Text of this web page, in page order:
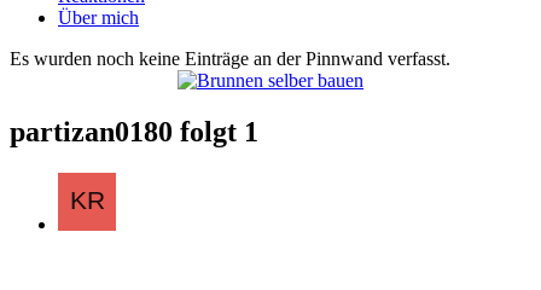
Über mich
Es wurden noch keine Einträge an der Pinnwand verfasst.
partizan0180 folgt 1